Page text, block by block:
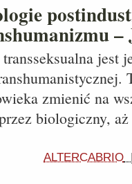
–
jest
zmienić na
biologiczny,
ALTERCABRIO